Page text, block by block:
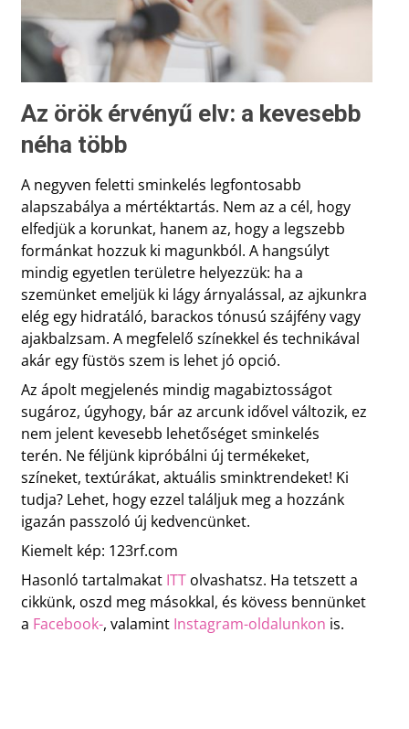
Az örök érvényű elv: a kevesebb
néha több
A negyven feletti sminkelés legfontosabb
alapszabálya a mértéktartás. Nem az a cél, hogy
elfedjük a korunkat, hanem az, hogy a legszebb
formánkat hozzuk ki magunkból. A hangsúlyt
mindig egyetlen területre helyezzük: ha a
szemünket emeljük ki lágy árnyalással, az ajkunkra
elég egy hidratáló, barackos tónusú szájfény vagy
ajakbalzsam. A megfelelő színekkel és technikával
akár egy füstös szem is lehet jó opció.
Az ápolt megjelenés mindig magabiztosságot
sugároz, úgyhogy, bár az arcunk idővel változik, ez
nem jelent kevesebb lehetőséget sminkelés
terén. Ne féljünk kipróbálni új termékeket,
színeket, textúrákat, aktuális sminktrendeket! Ki
tudja? Lehet, hogy ezzel találjuk meg a hozzánk
igazán passzoló új kedvencünket.
Kiemelt kép: 123rf.com
Hasonló tartalmakat ITTolvashatsz. Ha tetszett a
cikkünk, oszd meg másokkal, és kövess bennünket
a Facebook-, valamint Instagram-oldalunkon is.